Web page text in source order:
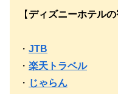
【ディズニーホテル
・ JTB
・ 楽天トラベル
・ じゃらん